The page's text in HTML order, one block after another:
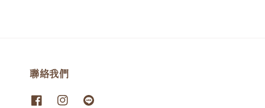
聯絡我們